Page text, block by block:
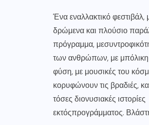
Ένα εναλλακτικό φεστιβάλ,
δρώμενα και πλούσιο
πρόγραμμα,
των ανθρώπων, με
φύση, με μουσικές του
κορυφώνουν τις βραδιές,
τόσες διονυσιακές ιστορίες
εκτόςπρογράμματος.